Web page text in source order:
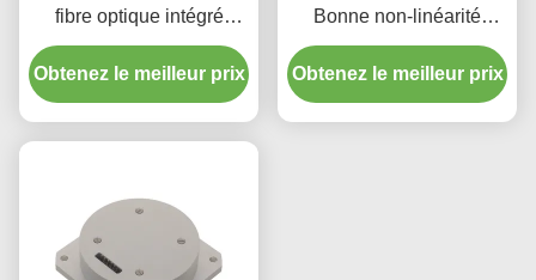
fibre optique intégré
photonique en silicium de
remplacement Fizoptika
Vg910
Obtenez le meilleur prix
Bonne non-linéarité
Stabilité zéro biais
Obtenez le meilleur prix